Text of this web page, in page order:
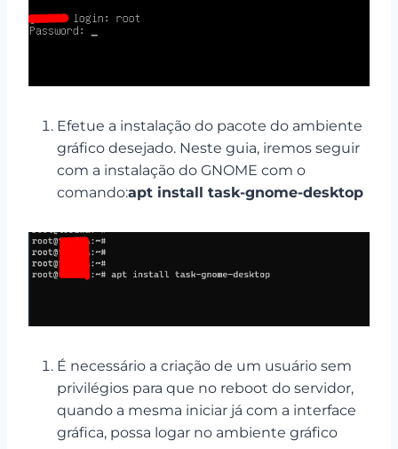
Efetue a instalação do pacote do ambiente
gráfico desejado. Neste guia, iremos seguir
com a instalação do GNOME com o
comando:apt install task-gnome-desktop
É necessário a criação de um usuário sem
privilégios para que no reboot do servidor,
quando a mesma iniciar já com a interface
gráfica, possa logar no ambiente gráfico